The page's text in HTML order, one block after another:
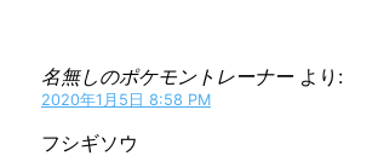
名無しのポケモントレーナー より:
2020年1月5日 8:58 PM
フシギソウ